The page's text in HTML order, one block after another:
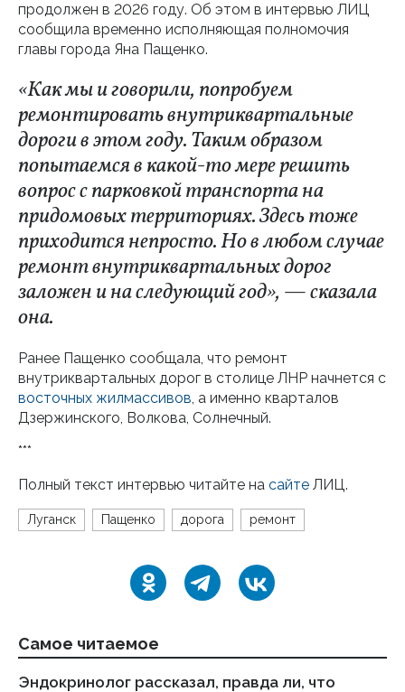
продолжен в 2026 году. Об этом в интервью ЛИЦ
сообщила временно исполняющая полномочия
главы города Яна Пащенко.
«Как мы и говорили, попробуем
ремонтировать внутриквартальные
дороги в этом году. Таким образом
попытаемся в какой-то мере решить
вопрос с парковкой транспорта на
придомовых территориях. Здесь тоже
приходится непросто. Но в любом случае
ремонт внутриквартальных дорог
заложен и на следующий год», — сказала
она.
Ранее Пащенко сообщала, что ремонт
внутриквартальных дорог в столице ЛНР начнется с
восточных жилмассивов, а именно кварталов
Дзержинского, Волкова, Солнечный.
***
Полный текст интервью читайте на сайте ЛИЦ.
Луганск Пащенко дорога ремонт
Самое читаемое
Эндокринолог рассказал, правда ли, что